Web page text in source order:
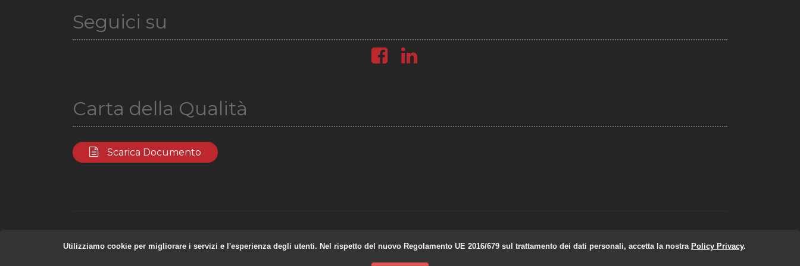
Seguici su
Carta della Qualità
Scarica Documento
Utilizziamo cookie per migliorare i servizi e l'esperienza degli utenti. Nel rispetto del nuovo Regolamento UE 2016/679 sul trattamento dei dati personali, accetta la nostra Policy Privacy.